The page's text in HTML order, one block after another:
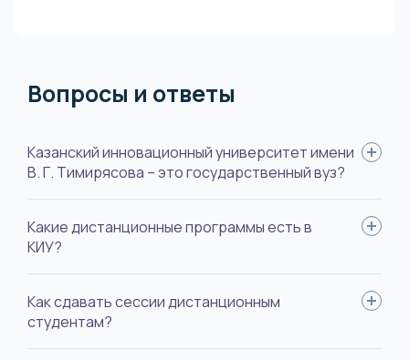
Вопросы и ответы
Казанский инновационный университет имени
В. Г. Тимирясова – это государственный вуз?
Нет, это частный университет, но с государственной
аккредитацией.
Какие дистанционные программы есть в
КИУ?
Вуз предлагает 18 направлений, можно получить
образование в сфере педагогики, юриспруденции,
психологии, экономики, дизайна, менеджмента, сервиса и
Как сдавать сессии дистанционным
студентам?